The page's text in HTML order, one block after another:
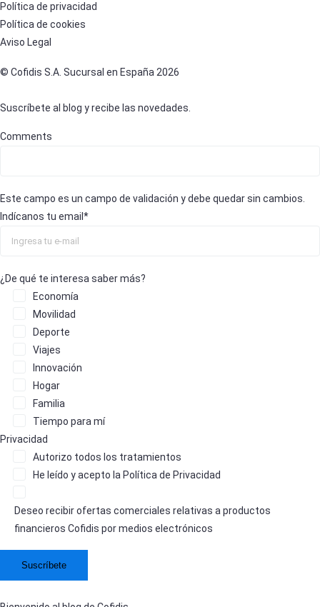
Política de privacidad
Política de cookies
Aviso Legal
© Cofidis S.A. Sucursal en España 2026
Suscríbete al blog y recibe las novedades.
Comments
Este campo es un campo de validación y debe quedar sin cambios.
Indícanos tu email *
¿De qué te interesa saber más?
Economía
Movilidad
Deporte
Viajes
Innovación
Hogar
Familia
Tiempo para mí
Privacidad
Autorizo todos los tratamientos
He leído y acepto la Política de Privacidad
Deseo recibir ofertas comerciales relativas a productos
financieros Cofidis por medios electrónicos